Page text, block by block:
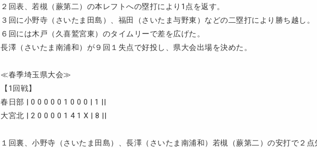
２回表、若槻（蕨第二）の本レフトへの塁打により1点を返す。
３回に小野寺（さいたま田島）、福田（さいたま与野東）などの二塁打により勝ち越し。
６回には木戸（久喜鷲宮東）のタイムリーで差を広げた。
長澤（さいたま南浦和）が９回１失点で好投し、県大会出場を決めた。
≪春季埼玉県大会≫
【1回戦】
春日部 | 0 0 0 0 0 1 0 0 0 | 1 ||
大宮北 | 2 0 0 0 0 1 4 1 X | 8 ||
１回裏、小野寺（さいたま田島）、長澤（さいたま南浦和）若槻（蕨第二）の安打で２